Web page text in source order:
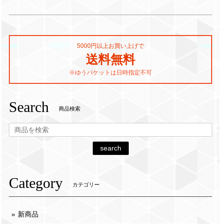
5000円以上お買い上げで
送料無料
※ゆうパケットは日時指定不可
Search 商品検索
search
Category カテゴリー
新商品